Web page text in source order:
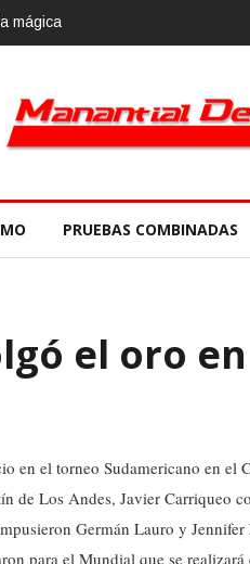
mágica
PRUEBAS COMBINADAS
el oro
en el torneo Sudamericano en el
de Los Andes, Javier Carriqueo
Germán Lauro y
para el Mundial que se realizará